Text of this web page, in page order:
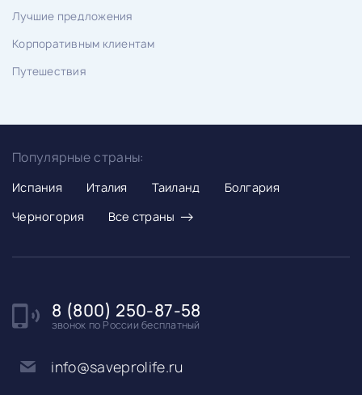
Лучшие предложения
Корпоративным клиентам
Путешествия
Популярные страны:
Испания Италия Таиланд
Болгария
Черногория
Все страны →
8 (800) 250-87-58
звонок по России бесплатный
info@saveprolife.ru